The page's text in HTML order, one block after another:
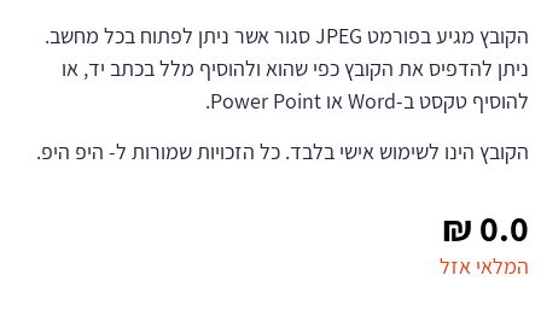
0.0
₪
המלאי אזל
הקובץ מגיע בפורמט JPEG סגור אשר ניתן לפתוח בכל מחשב.
ניתן להדפיס את הקובץ כפי שהוא ולהוסיף מלל בכתב יד, או
להוסיף טקסט ב-Word או Power Point.
הקובץ הינו לשימוש אישי בלבד. כל הזכויות שמורות ל- היפ היפ.